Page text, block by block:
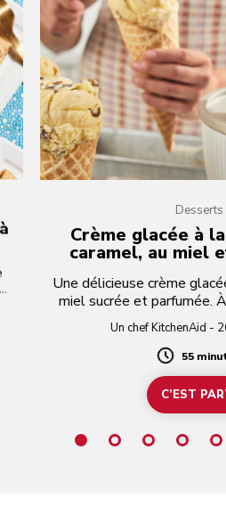
Desserts
Crème glacée à
caramel, au miel
Une délicieuse crème
miel sucrée et parfumée.
après-midi d’été
Un chef KitchenAid -
Duration
55
C’EST